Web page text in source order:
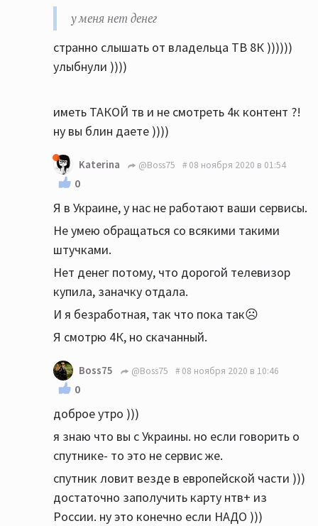
у меня нет денег
странно слышать от владельца ТВ 8К ))))))
улыбнули ))))
иметь ТАКОЙ тв и не смотреть 4к контент ?!
ну вы блин даете ))))
Katerina @Boss75 08 ноября 2020 в 01:54
0
Я в Украине, у нас не работают ваши сервисы.
Не умею обращаться со всякими такими
штучками.
Нет денег потому, что дорогой телевизор
купила, заначку отдала.
И я безработная, так что пока так☹️
Я смотрю 4К, но скачанный.
Boss75 @Boss75 08 ноября 2020 в 10:46
0
доброе утро )))
я знаю что вы с Украины. но если говорить о
спутнике- то это не сервис же.
спутник ловит везде в европейской части )))
достаточно заполучить карту нтв+ из
России. ну это конечно если НАДО )))